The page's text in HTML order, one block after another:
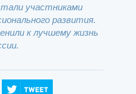
участниками
развития.
к лучшему жизнь